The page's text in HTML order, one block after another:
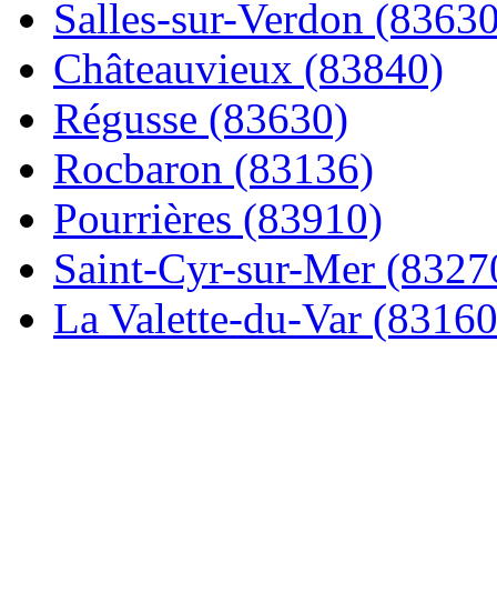
Salles-sur-Verdon
Châteauvieux (83840)
Régusse (83630)
Rocbaron (83136)
Pourrières (83910)
Saint-Cyr-sur-Mer
La Valette-du-Var